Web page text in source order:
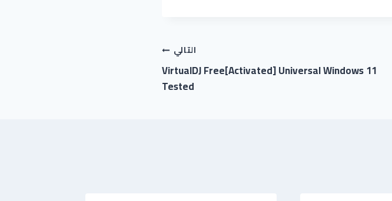
التالي
VirtualDJ Free[Activated] Universal Windows 11
Tested